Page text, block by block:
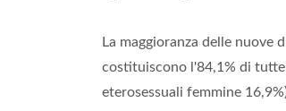
La maggioranza delle nuove
costituiscono l'84,1% di tutte
eterosessuali femmine